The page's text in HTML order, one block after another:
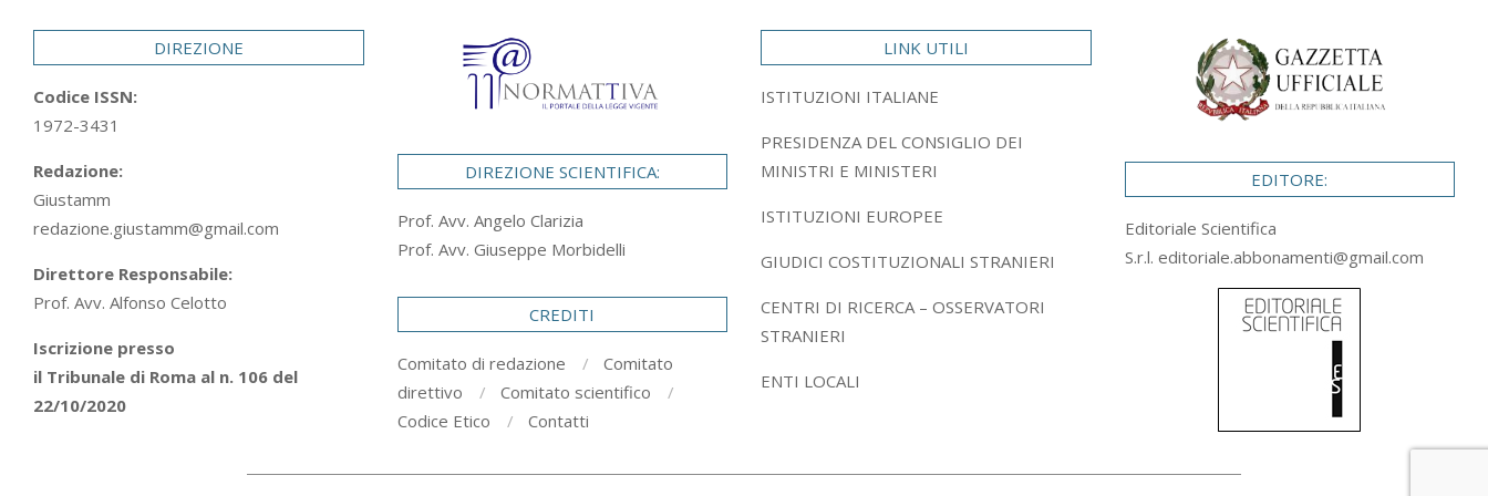
DIREZIONE
Codice ISSN:
1972-3431
Redazione:
Giustamm
redazione.giustamm@gmail.com
Direttore Responsabile:
Prof. Avv. Alfonso Celotto
Iscrizione presso
il Tribunale di Roma al n. 106 del
22/10/2020
DIREZIONE SCIENTIFICA:
Prof. Avv. Angelo Clarizia
Prof. Avv. Giuseppe Morbidelli
CREDITI
Comitato di redazione
Comitato
direttivo
Comitato scientifico
Codice Etico
Contatti
LINK UTILI
ISTITUZIONI ITALIANE
PRESIDENZA DEL CONSIGLIO DEI
MINISTRI E MINISTERI
ISTITUZIONI EUROPEE
GIUDICI COSTITUZIONALI STRANIERI
CENTRI DI RICERCA – OSSERVATORI
STRANIERI
ENTI LOCALI
EDITORE:
Editoriale Scientifica
S.r.l. editoriale.abbonamenti@gmail.com